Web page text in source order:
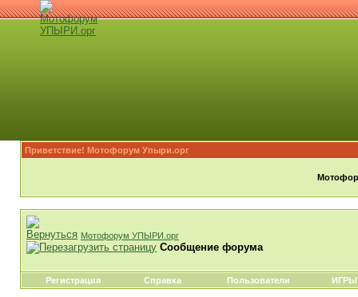
Приветствие! Мотофорум Упыри.орг
Мотофорум УПЫРИ.орг
Сообщение форума
Регистрация Справка Пользователи ИГРЫ